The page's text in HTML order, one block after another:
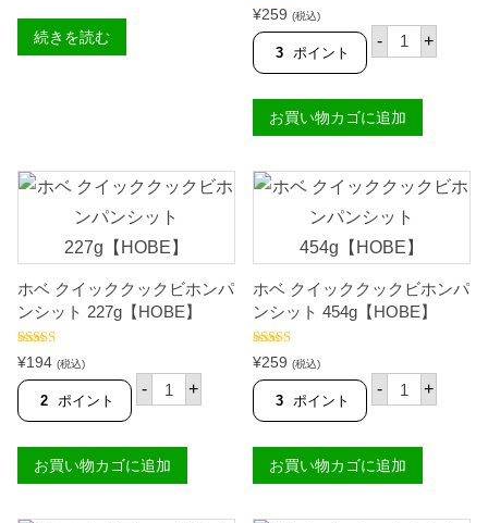
続きを読む
5段階中5.00
の評価
¥259 (税込)
3 ポイント
- ホ
ベ
シ
ャ
ル
ラ
ボ
ッ
ク
パ
ン
ッ
ト
グ
g
【
H
B
+
お買い物カゴに追加
ホベ クイッククックビホンパ
ンシット 227g【HOBE】
5段階中5.00
の評価
¥194 (税込)
2 ポイント
- ホ
ベ
ッ
ク
ク
+
お買い物カゴに追加
ホベ クイッククックビホンパ
ンシット 454g【HOBE】
5段階中5.00
の評価
¥259 (税込)
3 ポイント
- ホ
ベ
ッ
ク
ク
+
お買い物カゴに追加